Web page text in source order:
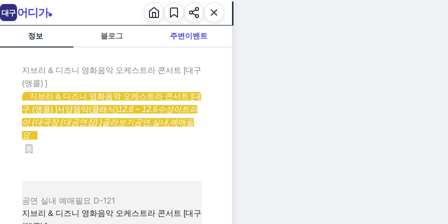
정보 블로그 주변이벤트
지브리 & 디즈니 영화음악 오케스트라 콘서트 [대구
(앵콜) ]
지브리 & 디즈니 영화음악 오케스트라 콘서트 [대
구 (앵콜) ]서양음악(클래식)12.6 ~ 12.6수성아트피
아 (대극장 (대공연장) )골라보기공연,실내,예매필
요
공연 실내 예매필요 D-121
지브리 & 디즈니 영화음악 오케스트라 콘서트 [대구
대구 어디가